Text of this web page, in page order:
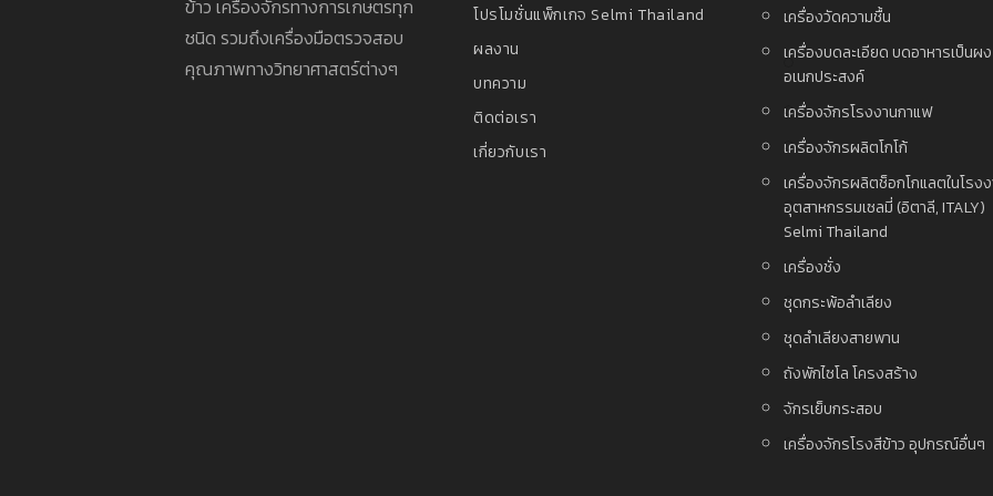
ข้าว เครื่องจักรทางการเกษตรทุก
ชนิด รวมถึงเครื่องมือตรวจสอบ
คุณภาพทางวิทยาศาสตร์ต่างๆ
โปรโมชั่นแพ็กเกจ Selmi Thailand
ผลงาน
บทความ
ติดต่อเรา
เกี่ยวกับเรา
เครื่องวัดความชื้น
เครื่องบดละเอียด บดอาหารเป็นผ
อเนกประสงค์
เครื่องจักรโรงงานกาแฟ
เครื่องจักรผลิตโกโก้
เครื่องจักรผลิตช็อกโกแลตในโรง
อุตสาหกรรมเซลมี่ (อิตาลี, ITALY)
Selmi Thailand
เครื่องชั่ง
ชุดกระพ้อลำเลียง
ชุดลำเลียงสายพาน
ถังพักไซโล โครงสร้าง
จักรเย็บกระสอบ
เครื่องจักรโรงสีข้าว อุปกรณ์อื่นๆ